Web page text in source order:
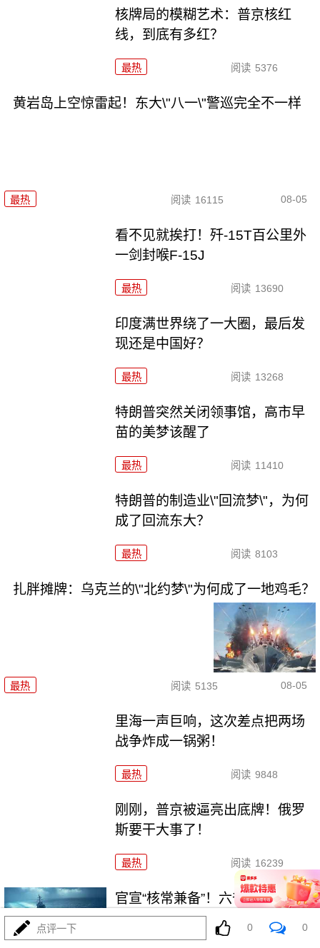
核牌局的模糊艺术：普京核红
线，到底有多红？
最热 阅读 5376
黄岩岛上空惊雷起！东大\"八一\"警巡完全不一样
最热 阅读 16115 08-05
看不见就挨打！歼-15T百公里外
一剑封喉F-15J
最热 阅读 13690
印度满世界绕了一大圈，最后发
现还是中国好？
最热 阅读 13268
特朗普突然关闭领事馆，高市早
苗的美梦该醒了
最热 阅读 11410
特朗普的制造业\"回流梦\"，为何
成了回流东大？
最热 阅读 8103
扎胖摊牌：乌克兰的\"北约梦\"为何成了一地鸡毛？
最热 阅读 5135 08-05
里海一声巨响，这次差点把两场
战争炸成一锅粥！
最热 阅读 9848
刚刚，普京被逼亮出底牌！俄罗
斯要干大事了！
最热 阅读 16239
官宣“核常兼备”！六爷挂弹反航
母，炸醒多少人
点评一下 0 0